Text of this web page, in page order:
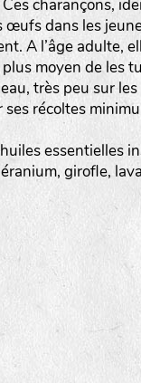
charançons,
œufs dans les
A l’âge adulte,
moyen de les
très peu sur
récoltes
essentielles
girofle,
cultivée